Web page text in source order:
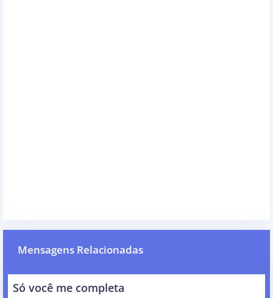
Mensagens Relacionadas
Só você me completa